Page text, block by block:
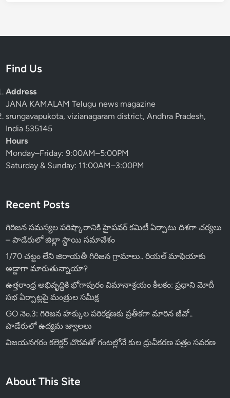
Find Us
Address
JANA KAMALAM Telugu news magazine
srungavapukota, vizianagaram district, Andhra Pradesh,
India 535145
Hours
Monday–Friday: 9:00AM–5:00PM
Saturday & Sunday: 11:00AM–3:00PM
Recent Posts
గిరిజన సమస్యల పరిష్కారానికి హైపవర్ కమిటీ ఏర్పాటు దిశగా చర్యలు
– పాడేరులో జిల్లా స్థాయి సమావేశం
1/70 చట్టం లేని జిరాయతీ గిరిజన గ్రామాలు.. రియల్ మాఫియాకు
అడ్డాగా మారుతున్నాయా?
ఉత్తరాంధ్ర అభివృద్ధికి భోగాపురం విమానాశ్రయం కీలకం: ప్రధాని మోదీ
సభ ఏర్పాట్లపై మంత్రుల సమీక్ష
GO నెం.3: గిరిజన హక్కుల పరిరక్షణకు ప్రతీకగా మారిన జీవో..
పాడేరులో ఉద్యమ జ్వాలలు
విజయనగరం కలెక్టర్ చొరవతో గంటల్లోనే కుల ధ్రువీకరణ పత్రం సవరణ
About This Site